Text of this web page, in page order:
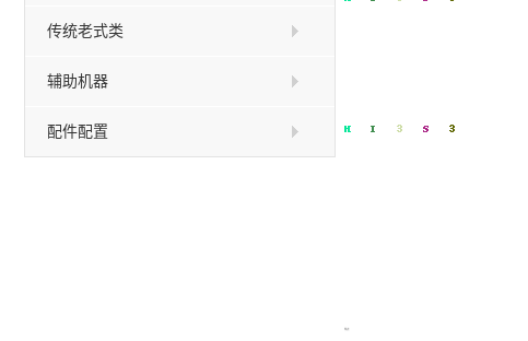
传统老式类
辅助机器
配件配置